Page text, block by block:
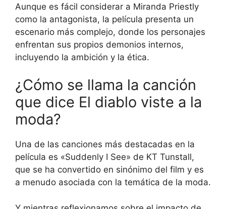
Aunque es fácil considerar a Miranda Priestly
como la antagonista, la película presenta un
escenario más complejo, donde los personajes
enfrentan sus propios demonios internos,
incluyendo la ambición y la ética.
¿Cómo se llama la canción
que dice El diablo viste a la
moda?
Una de las canciones más destacadas en la
película es «Suddenly I See» de KT Tunstall,
que se ha convertido en sinónimo del film y es
a menudo asociada con la temática de la moda.